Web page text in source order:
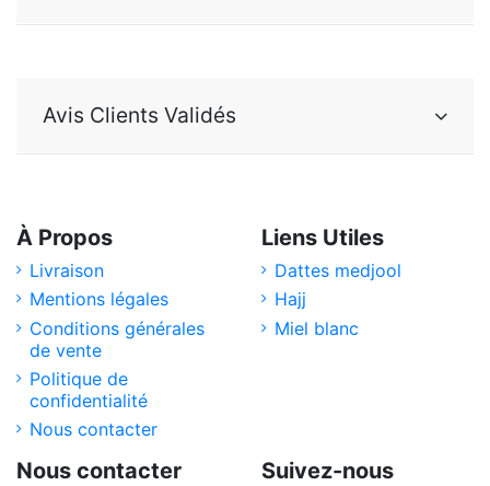
Avis Clients Validés
À Propos
Livraison
Mentions légales
Conditions générales
de vente
Politique de
confidentialité
Nous contacter
Liens Utiles
Dattes medjool
Hajj
Miel blanc
Nous contacter Suivez-nous